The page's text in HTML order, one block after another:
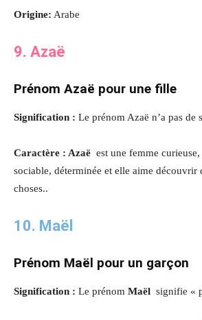
Origine: Arabe
9. Azaë
Prénom Azaë pour une fille
Signification : Le prénom Azaë n’a pas
Caractère : Azaë est une femme
sociable, déterminée et elle aime découvrir
choses..
10. Maël
Prénom Maël pour un garçon
Signification : Le prénom Maël signifie «